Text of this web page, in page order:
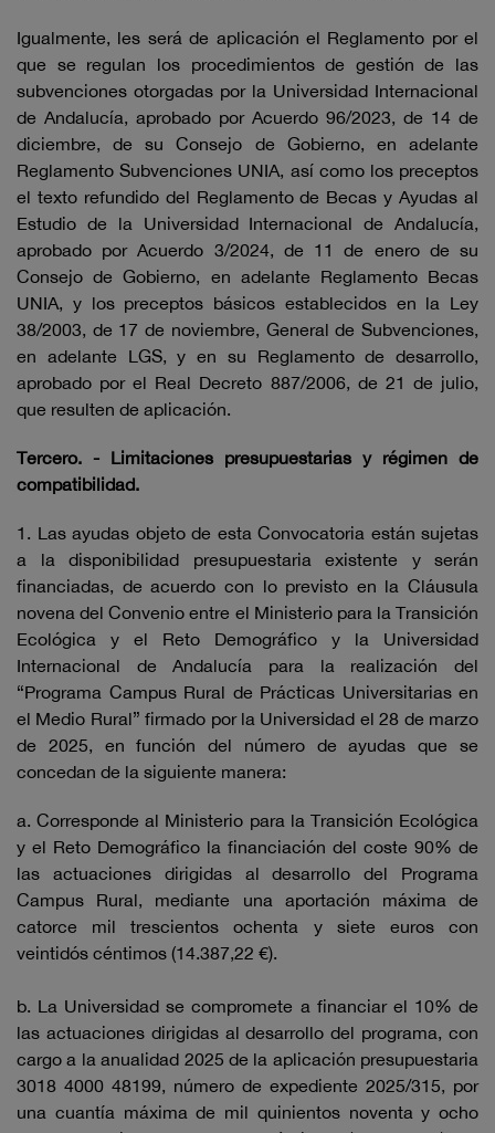
Igualmente, les será de aplicación el Reglamento por el
que se regulan los procedimientos de gestión de las
subvenciones otorgadas por la Universidad Internacional
de Andalucía, aprobado por Acuerdo 96/2023, de 14 de
diciembre, de su Consejo de Gobierno, en adelante
Reglamento Subvenciones UNIA, así como los preceptos
el texto refundido del Reglamento de Becas y Ayudas al
Estudio de la Universidad Internacional de Andalucía,
aprobado por Acuerdo 3/2024, de 11 de enero de su
Consejo de Gobierno, en adelante Reglamento Becas
UNIA, y los preceptos básicos establecidos en la Ley
38/2003, de 17 de noviembre, General de Subvenciones,
en adelante LGS, y en su Reglamento de desarrollo,
aprobado por el Real Decreto 887/2006, de 21 de julio,
que resulten de aplicación.
Tercero. - Limitaciones presupuestarias y régimen de
compatibilidad.
1. Las ayudas objeto de esta Convocatoria están sujetas
a la disponibilidad presupuestaria existente y serán
financiadas, de acuerdo con lo previsto en la Cláusula
novena del Convenio entre el Ministerio para la Transición
Ecológica y el Reto Demográfico y la Universidad
Internacional de Andalucía para la realización del
“Programa Campus Rural de Prácticas Universitarias en
el Medio Rural” firmado por la Universidad el 28 de marzo
de 2025, en función del número de ayudas que se
concedan de la siguiente manera:
a. Corresponde al Ministerio para la Transición Ecológica
y el Reto Demográfico la financiación del coste 90% de
las actuaciones dirigidas al desarrollo del Programa
Campus Rural, mediante una aportación máxima de
catorce mil trescientos ochenta y siete euros con
veintidós céntimos (14.387,22 €).
b. La Universidad se compromete a financiar el 10% de
las actuaciones dirigidas al desarrollo del programa, con
cargo a la anualidad 2025 de la aplicación presupuestaria
3018 4000 48199, número de expediente 2025/315, por
una cuantía máxima de mil quinientos noventa y ocho